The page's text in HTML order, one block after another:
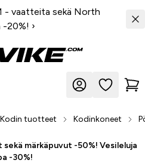
- vaatteita sekä North
-20%! ›
Kodin tuotteet Kodinkoneet
märkäpuvut -50%! Vesileluja
-30%!